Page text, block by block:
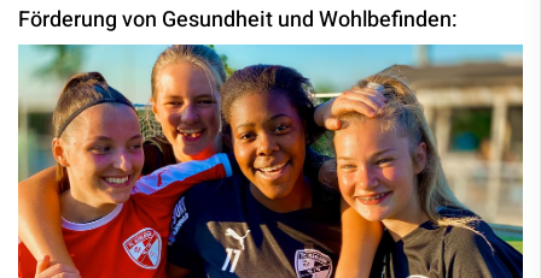
Förderung von Gesundheit und Wohlbefinden: